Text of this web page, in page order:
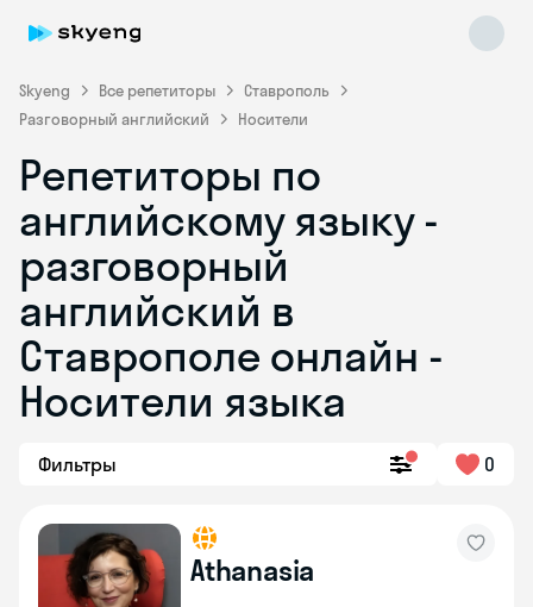
Skyeng Все репетиторы
Ставрополь
Разговорный английский
Носители
Репетиторы по
английскому языку -
разговорный
английский в
Ставрополе онлайн -
Носители языка
Фильтры 0
Athanasia
Skyeng Chat